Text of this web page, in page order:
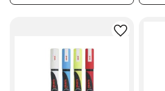
Lägg till i